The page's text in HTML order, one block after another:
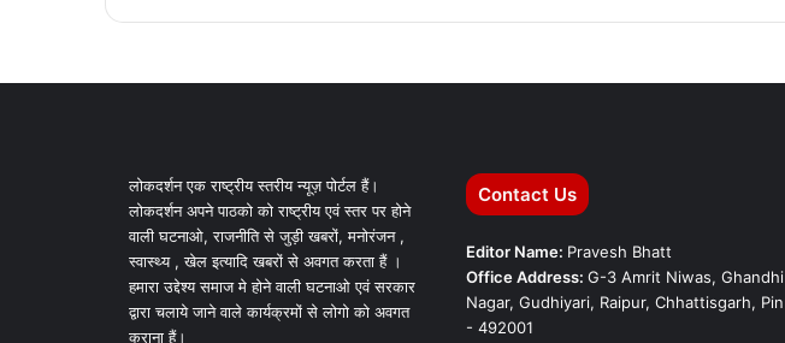
लोकदर्शन एक राष्ट्रीय स्तरीय न्यूज़ पोर्टल हैं।
लोकदर्शन अपने पाठको को राष्ट्रीय एवं स्तर पर होने
वाली घटनाओ, राजनीति से जुड़ी खबरों, मनोरंजन ,
स्वास्थ्य , खेल इत्यादि खबरों से अवगत करता हैं ।
हमारा उद्देश्य समाज मे होने वाली घटनाओ एवं सरकार
द्वारा चलाये जाने वाले कार्यक्रमों से लोगो को अवगत
कराना हैं।
Contact Us
Editor Name: Pravesh Bhatt
Office Address: G-3 Amrit Niwas, Ghandhi
Nagar, Gudhiyari, Raipur, Chhattisgarh, Pin
- 492001